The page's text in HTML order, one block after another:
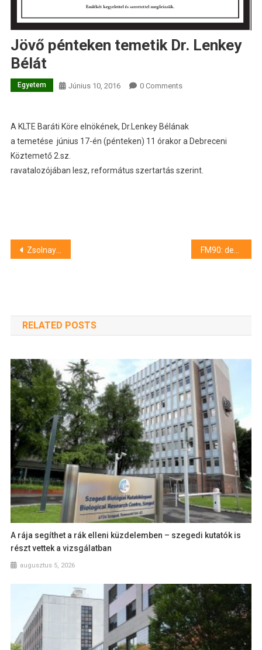
Jövő pénteken temetik Dr. Lenkey
Bélát
Egyetem Június 10, 2016 0 Comments
A KLTE Baráti Köre elnökének, Dr.Lenkey Bélának
a temetése június 17-én (pénteken) 11 órakor a Debreceni
Köztemető 2.sz.
ravatalozójában lesz, református szertartás szerint.
Bejegyzés
Zsolnay kiállítás nyílik Balmazújvárosban FM90: debreceni a legerősebb hallgató
RELATED POSTS
A rája segíthet a rák elleni küzdelemben – szegedi kutatók is
részt vettek a vizsgálatban
augusztus 5, 2026